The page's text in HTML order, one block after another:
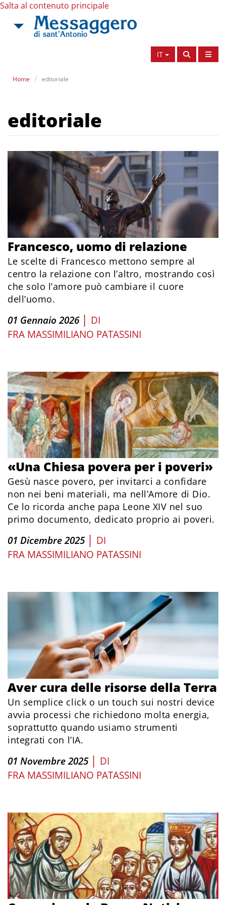
Salta al contenuto principale
IT
Home editoriale
editoriale
Francesco, uomo di relazione
Le scelte di Francesco mettono sempre al
centro la relazione con l’altro, mostrando così
che solo l’amore può cambiare il cuore
dell’uomo.
01 Gennaio 2026 | DI
FRA MASSIMILIANO PATASSINI
«Una Chiesa povera per i poveri»
Gesù nasce povero, per invitarci a confidare
non nei beni materiali, ma nell’Amore di Dio.
Ce lo ricorda anche papa Leone XIV nel suo
primo documento, dedicato proprio ai poveri.
01 Dicembre 2025 | DI
FRA MASSIMILIANO PATASSINI
Aver cura delle risorse della Terra
Un semplice click o un touch sui nostri device
avvia processi che richiedono molta energia,
soprattutto quando usiamo strumenti
integrati con l’IA.
01 Novembre 2025 | DI
FRA MASSIMILIANO PATASSINI